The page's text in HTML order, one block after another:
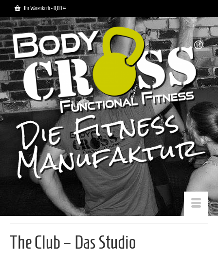
Ihr Warenkorb-0,00 €
The Club – Das Studio